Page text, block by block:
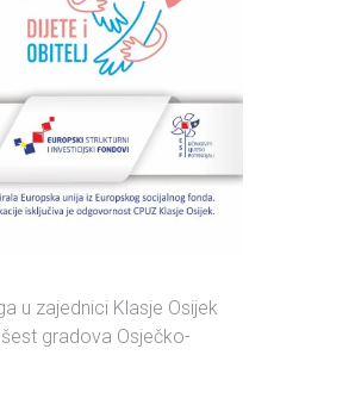
u zajednici Klasje Osijek
gradova Osječko-